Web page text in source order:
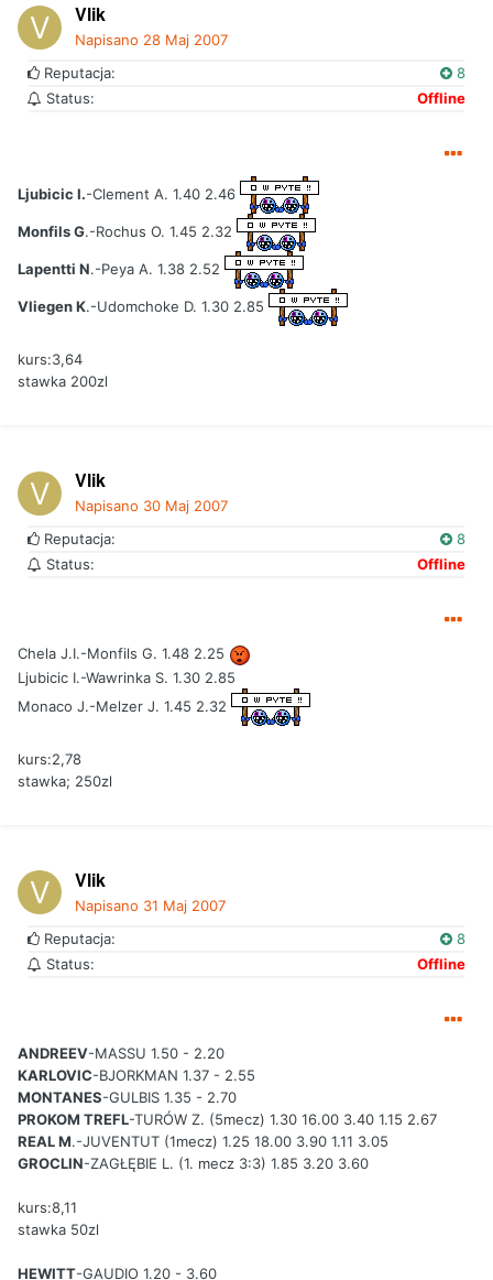
Vlik
Napisano 28 Maj 2007
Reputacja:
8
Status:
Offline
Ljubicic I.-Clement A. 1.40 2.46
Monfils G.-Rochus O. 1.45 2.32
Lapentti N.-Peya A. 1.38 2.52
Vliegen K.-Udomchoke D. 1.30 2.85
kurs:3,64
stawka 200zl
Vlik
Napisano 30 Maj 2007
Reputacja:
8
Status:
Offline
Chela J.I.-Monfils G. 1.48 2.25
Ljubicic I.-Wawrinka S. 1.30 2.85
Monaco J.-Melzer J. 1.45 2.32
kurs:2,78
stawka; 250zl
Vlik
Napisano 31 Maj 2007
Reputacja:
8
Status:
Offline
ANDREEV-MASSU 1.50 - 2.20
KARLOVIC-BJORKMAN 1.37 - 2.55
MONTANES-GULBIS 1.35 - 2.70
PROKOM TREFL-TURÓW Z. (5mecz) 1.30 16.00 3.40 1.15 2.67
REAL M.-JUVENTUT (1mecz) 1.25 18.00 3.90 1.11 3.05
GROCLIN-ZAGŁĘBIE L. (1. mecz 3:3) 1.85 3.20 3.60
kurs:8,11
stawka 50zl
HEWITT-GAUDIO 1.20 - 3.60